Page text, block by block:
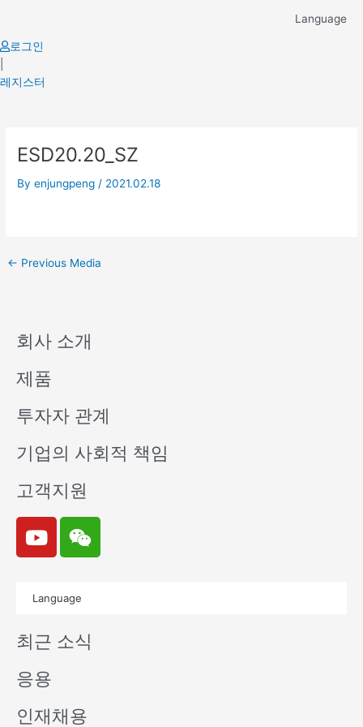
content
Language
로그인
레지스터
ESD20.20_SZ
Byenjungpeng / 2021.02.18
navigation
← Previous Media
회사 소개
제품
투자자 관계
기업의 사회적 책임
고객지원
Y
o
u
e
W
e
i
n
Language
최근 소식
응용
인재채용